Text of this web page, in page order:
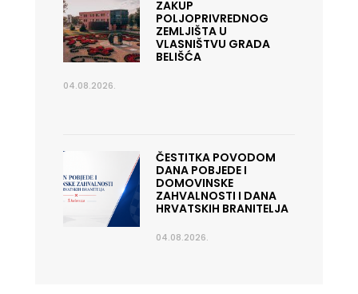
ZAKUP
POLJOPRIVREDNOG
ZEMLJIŠTA U
VLASNIŠTVU GRADA
BELIŠĆA
04.08.2026.
ČESTITKA POVODOM
DANA POBJEDE I
DOMOVINSKE
ZAHVALNOSTI I DANA
HRVATSKIH BRANITELJA
04.08.2026.